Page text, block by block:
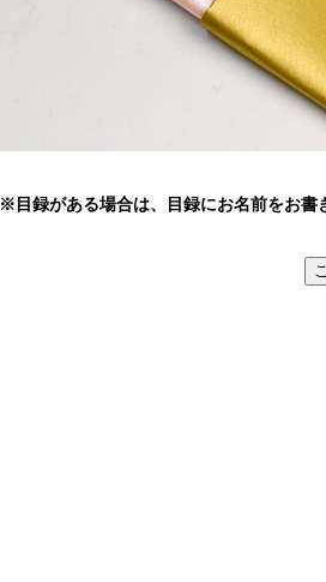
※目録がある場合は、目録にお名前をお書